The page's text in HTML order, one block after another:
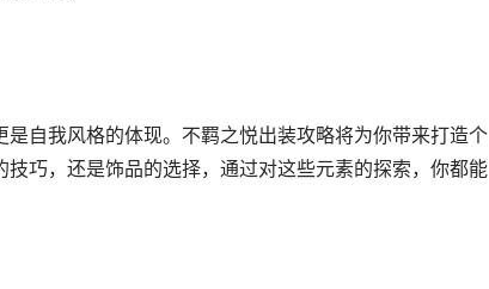
自我风格的体现。不羁之悦出装攻略将为你带来打造个
巧，还是饰品的选择，通过对这些元素的探索，你都能